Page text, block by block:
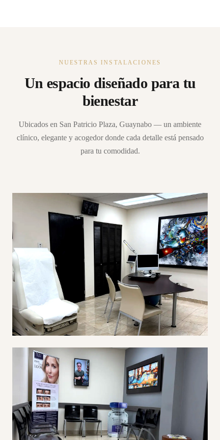
NUESTRAS INSTALACIONES
Un espacio diseñado para tu
bienestar
Ubicados en San Patricio Plaza, Guaynabo — un ambiente
clínico, elegante y acogedor donde cada detalle está pensado
para tu comodidad.